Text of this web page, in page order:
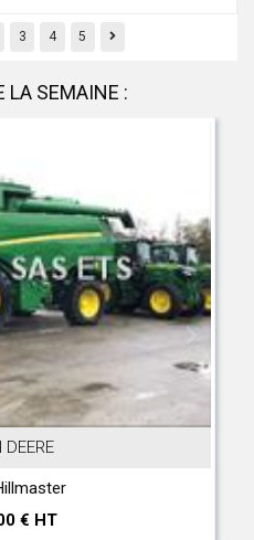
3 4 5 Previous
LA SEMAINE :
€ HT